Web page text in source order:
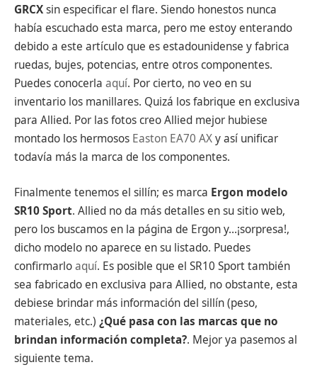
GRCXsin especificar el flare. Siendo honestos nunca
había escuchado esta marca, pero me estoy enterando
debido a este artículo que es estadounidense y fabrica
ruedas, bujes, potencias, entre otros componentes.
Puedes conocerla aquí. Por cierto, no veo en su
inventario los manillares. Quizá los fabrique en exclusiva
para Allied. Por las fotos creo Allied mejor hubiese
montado los hermosos Easton EA70 AXy así unificar
todavía más la marca de los componentes.
Finalmente tenemos el sillín; es marca Ergon modelo
SR10 Sport. Allied no da más detalles en su sitio web,
pero los buscamos en la página de Ergon y…¡sorpresa!,
dicho modelo no aparece en su listado. Puedes
confirmarloaquí. Es posible que el SR10 Sport también
sea fabricado en exclusiva para Allied, no obstante, esta
debiese brindar más información del sillín (peso,
materiales, etc.) ¿Qué pasa con las marcas que no
brindan información completa?. Mejor ya pasemos al
siguiente tema.